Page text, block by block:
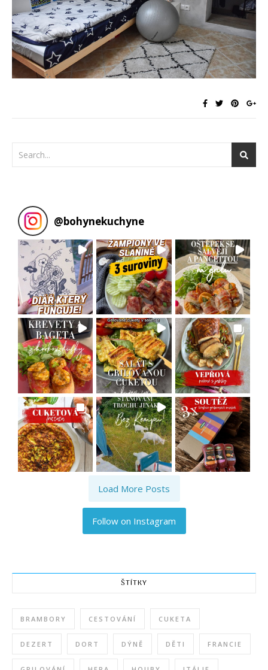
@bohynekuchyne
Load More Posts
Follow on Instagram
ŠTÍTKY
BRAMBORY CESTOVÁNÍ CUKETA
DEZERT DORT DÝNĚ DĚTI FRANCIE